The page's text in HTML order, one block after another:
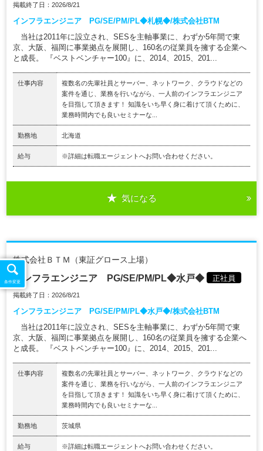
掲載終了日：2026/8/21
インフラエンジニア PG/SE/PM/PL◆札幌◆/株式会社BTM
当社は2011年に設立され、SESを主軸事業に、わずか5年間で東
京、大阪、福岡に事業拠点を展開し、160名の従業員を擁する企業へ
と成長。 『ベストベンチャー100』に、2014、2015、201...
仕事内容
複数名の先輩社員とサーバー、ネットワーク、クラウドなどの
案件を通じ、業務を行いながら、一人前のインフラエンジニア
を目指して頂きます！ 知識をいち早く身に着けて頂くために、
業務時間内でも良いセミナーな...
勤務地 北海道
給与 ※詳細は転職エージェントへお問い合わせください。
気になる
株式会社ＢＴＭ（東証グロース上場）
インフラエンジニア PG/SE/PM/PL◆水戸◆ 正社員
掲載終了日：2026/8/21
インフラエンジニア PG/SE/PM/PL◆水戸◆/株式会社BTM
当社は2011年に設立され、SESを主軸事業に、わずか5年間で東
京、大阪、福岡に事業拠点を展開し、160名の従業員を擁する企業へ
と成長。 『ベストベンチャー100』に、2014、2015、201...
仕事内容
複数名の先輩社員とサーバー、ネットワーク、クラウドなどの
案件を通じ、業務を行いながら、一人前のインフラエンジニア
を目指して頂きます！ 知識をいち早く身に着けて頂くために、
業務時間内でも良いセミナーな...
勤務地 茨城県
給与 ※詳細は転職エージェントへお問い合わせください。
条件変更